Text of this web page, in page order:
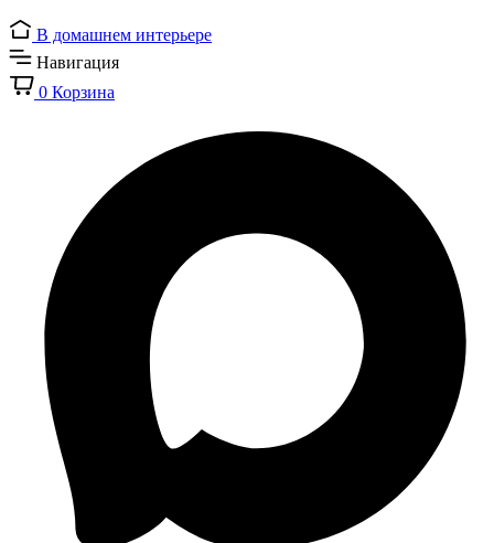
В домашнем интерьере
Навигация
0 Корзина